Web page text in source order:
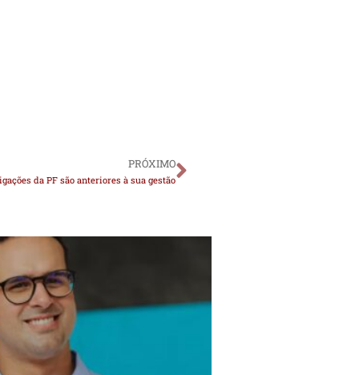
PRÓXIMO
da PF são anteriores à sua gestão